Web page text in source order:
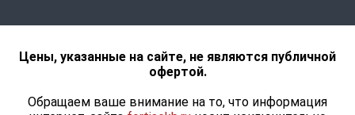
Цены, указанные на сайте, не являются публичной
офертой.
Обращаем ваше внимание на то, что информация